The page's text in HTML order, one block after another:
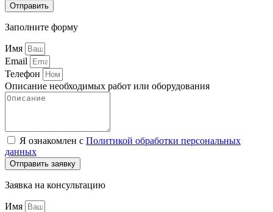
Отправить
Заполните форму
Имя
Email
Телефон
Описание необходимых работ или оборудования
Я ознакомлен с Политикой обработки персональных
данных
Отправить заявку
Заявка на консультацию
Имя